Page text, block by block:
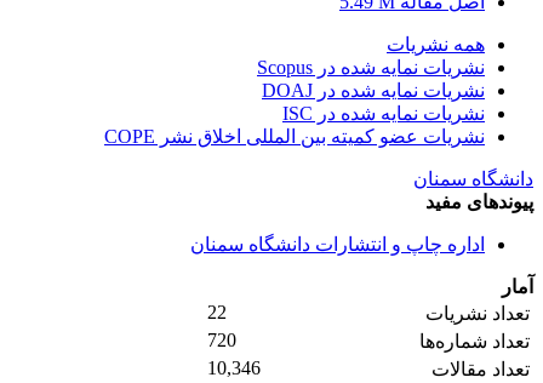
همه نشریات
نشریات نمایه شده در Scopus
نشریات نمایه شده در DOAJ
نشریات نمایه شده در ISC
نشریات عضو کمیته بین المللی اخلاق نشر COPE
دانشگاه سمنان
پیوندهای مفید
اداره چاپ و انتشارات دانشگاه سمنان
آمار
تعداد نشریات
22
تعداد شماره‌ها
720
تعداد مقالات
10,346